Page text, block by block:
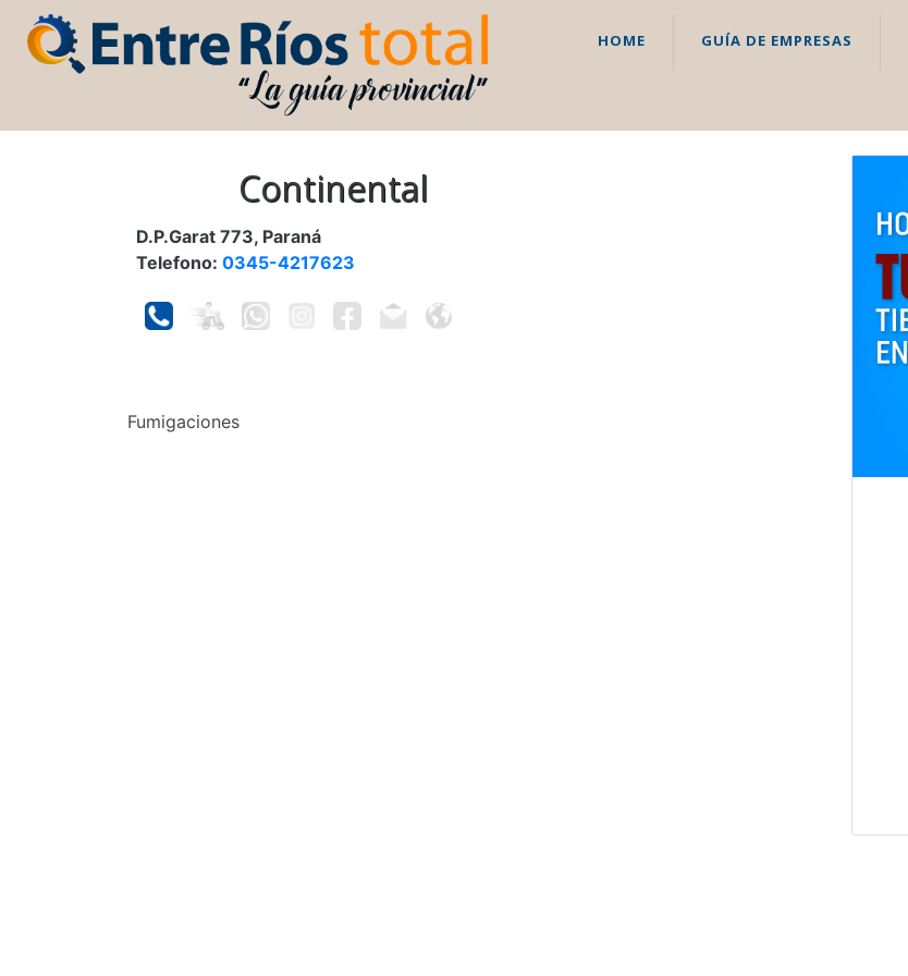
HOME GUÍA DE EMPRESAS
Continental
D.P.Garat 773, Paraná
Telefono: 0345-4217623
Fumigaciones